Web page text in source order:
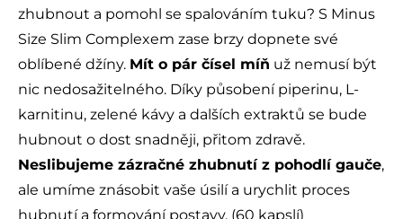
zhubnout a pomohl se spalováním tuku? S Minus
Size Slim Complexem zase brzy dopnete své
oblíbené džíny. Mít o pár čísel míň už nemusí být
nic nedosažitelného. Díky působení piperinu, L-
karnitinu, zelené kávy a dalších extraktů se bude
hubnout o dost snadněji, přitom zdravě.
Neslibujeme zázračné zhubnutí z pohodlí gauče,
ale umíme znásobit vaše úsilí a urychlit proces
hubnutí a formování postavy. (60 kapslí)